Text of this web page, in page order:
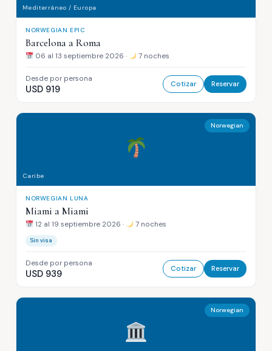
Mediterráneo / Europa
NORWEGIAN EPIC
Barcelona a Roma
06 al 13 septiembre 2026 · 7 noches
Desde por persona
USD 919 Cotizar Reservar
Caribe
Norwegian
NORWEGIAN LUNA
Miami a Miami
12 al 19 septiembre 2026 · 7 noches
Sin visa
Desde por persona
USD 939 Cotizar Reservar
Norwegian